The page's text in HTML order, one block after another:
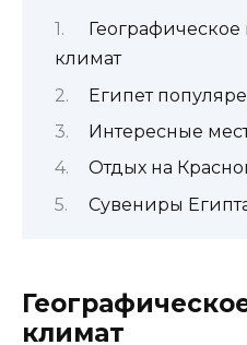
климат
Египет
Интересные
Отдых на
Сувениры
климат